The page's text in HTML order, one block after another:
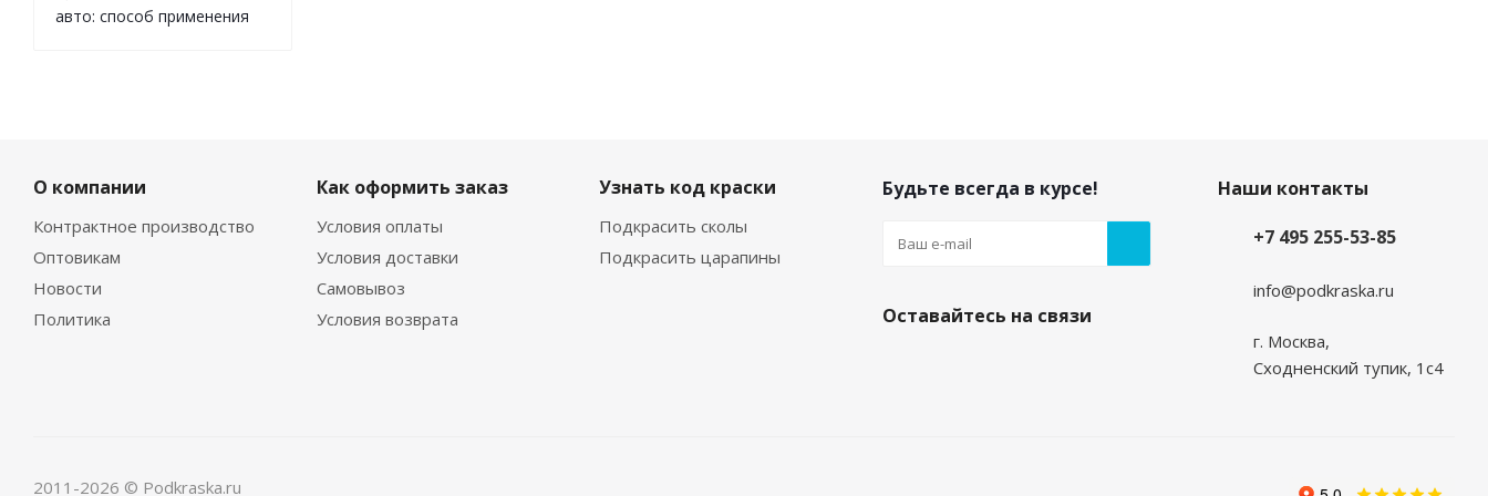
авто: способ применения
О компании
Контрактное производство
Оптовикам
Новости
Политика
Как оформить заказ
Условия оплаты
Условия доставки
Самовывоз
Условия возврата
Узнать код краски
Подкрасить сколы
Подкрасить царапины
Будьте всегда в курсе!
Оставайтесь на связи
Наши контакты
+7 495 255-53-85
info@podkraska.ru
г. Москва,
Сходненский тупик, 1с4
2011-2026 © Podkraska.ru